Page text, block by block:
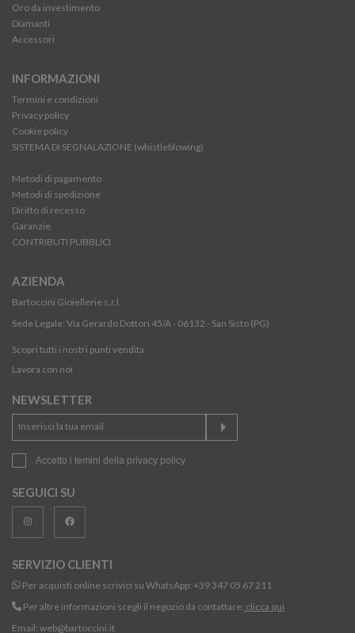
Oro da investimento
Diamanti
Accessori
INFORMAZIONI
Termini e condizioni
Privacy policy
Cookie policy
SISTEMA DI SEGNALAZIONE (whistleblowing)
Metodi di pagamento
Metodi di spedizione
Diritto di recesso
Garanzie
CONTRIBUTI PUBBLICI
AZIENDA
Bartoccini Gioiellerie s.r.l.
Sede Legale: Via Gerardo Dottori 45/A - 06132 - San Sisto (PG)
Scopri tutti i nostri punti vendita
Lavora con noi
NEWSLETTER
Accetto i temini della privacy policy
SEGUICI SU
SERVIZIO CLIENTI
Per acquisti online scrivici su WhatsApp: +39 347 05 67 211
Per altre informazioni scegli il negozio da contattare: clicca qui
Email: web@bartoccini.it